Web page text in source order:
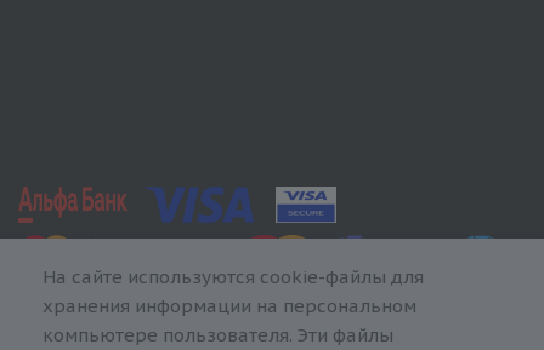
На сайте используются cookie-файлы для
хранения информации на персональном
компьютере пользователя. Эти файлы